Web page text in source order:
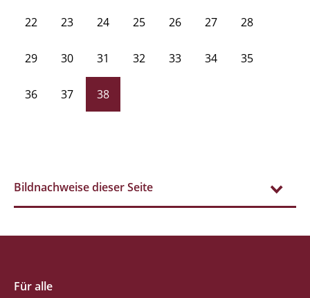
22 23 24 25 26 27 28
29 30 31 32 33 34 35
36 37 38
Bildnachweise dieser Seite
Für alle